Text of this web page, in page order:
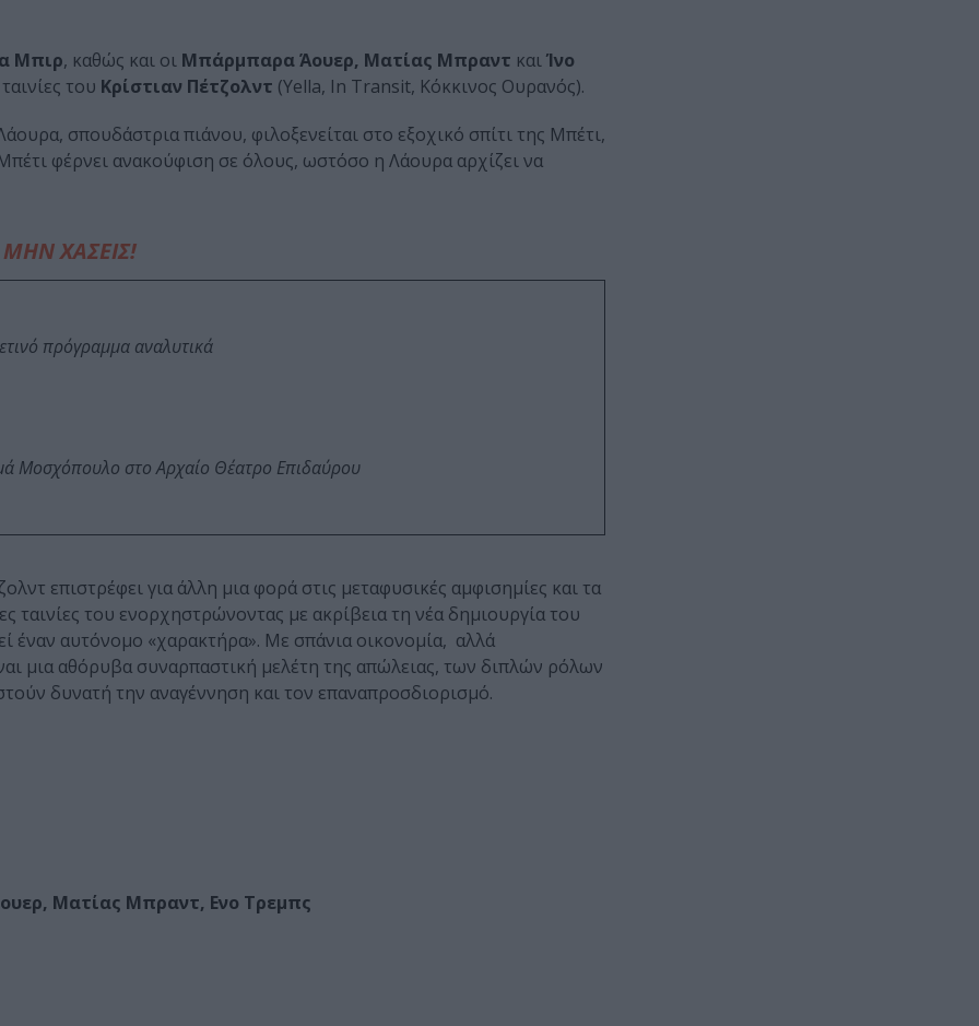
Μπιρ, καθώς και οι Μπάρμπαρα Άουερ, Ματίας Μπραντ καιΊνο
του Κρίστιαν Πέτζολντ (Yella, In Transit, Κόκκινος Ουρανός).
σπουδάστρια πιάνου, φιλοξενείται στο εξοχικό σπίτι της Μπέτι,
φέρνει ανακούφιση σε όλους, ωστόσο η Λάουρα αρχίζει να
ΜΗΝ ΧΑΣΕΙΣ!
πρόγραμμα αναλυτικά
Μοσχόπουλο στο Αρχαίο Θέατρο Επιδαύρου
επιστρέφει για άλλη μια φορά στις μεταφυσικές αμφισημίες και τα
ταινίες του ενορχηστρώνοντας με ακρίβεια τη νέα δημιουργία του
έναν αυτόνομο «χαρακτήρα». Με σπάνια οικονομία, αλλά
μια αθόρυβα συναρπαστική μελέτη της απώλειας, των διπλών ρόλων
δυνατή την αναγέννηση και τον επαναπροσδιορισμό.
Ματίας Μπραντ, Eνο Τρεμπς